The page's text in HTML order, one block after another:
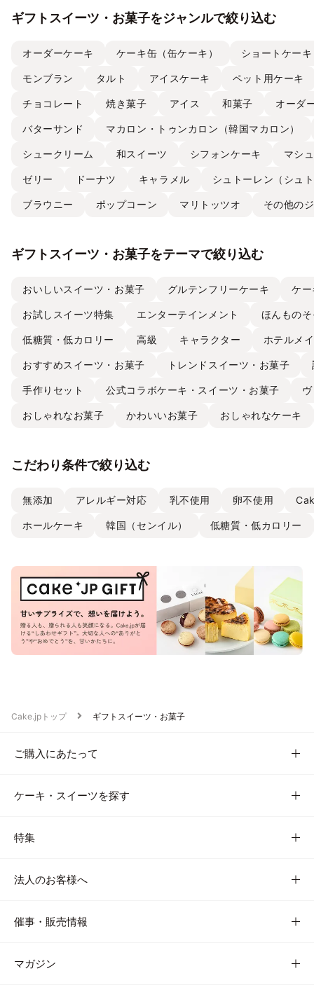
ギフトスイーツ・お菓子をジャンルで絞り込む
オーダーケーキ ケーキ缶（缶ケーキ） ショートケー
モンブラン タルト アイスケーキ ペット用ケーキ
チョコレート 焼き菓子 アイス 和菓子 オーダ
バターサンド マカロン・トゥンカロン（韓国マカロン）
シュークリーム 和スイーツ シフォンケーキ マシ
ゼリー ドーナツ キャラメル シュトーレン（シュ
ブラウニー ポップコーン マリトッツオ その他の
ギフトスイーツ・お菓子をテーマで絞り込む
おいしいスイーツ・お菓子 グルテンフリーケーキ ケ
お試しスイーツ特集 エンターテインメント ほんもの
低糖質・低カロリー 高級 キャラクター ホテルメ
おすすめスイーツ・お菓子 トレンドスイーツ・お菓子
手作りセット 公式コラボケーキ・スイーツ・お菓子
おしゃれなお菓子 かわいいお菓子 おしゃれなケーキ
こだわり条件で絞り込む
無添加 アレルギー対応 乳不使用 卵不使用
ホールケーキ 韓国（センイル） 低糖質・低カロリー
Cake.jpトップ ギフトスイーツ・お菓子
ご購入にあたって
ケーキ・スイーツを探す
特集
法人のお客様へ
催事・販売情報
マガジン